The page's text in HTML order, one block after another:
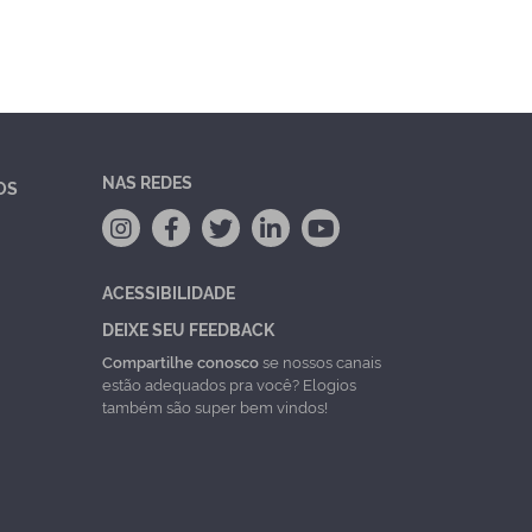
NAS REDES
ACESSIBILIDADE
DEIXE SEU FEEDBACK
Compartilhe conoscose nossos canais
estão adequados pra você? Elogios
também são super bem vindos!